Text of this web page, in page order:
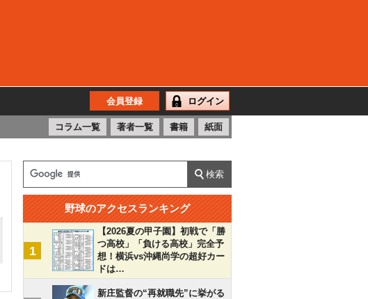
会員登録 ログイン
コラム一覧 著者一覧 書籍 紙面
野球のアクセスランキング
1
【2026夏の甲子園】初戦で「勝
つ高校」「負ける高校」完全予
想！横浜vs沖縄尚学の超好カー
ドは…
新庄監督の“再就職先”に挙がる